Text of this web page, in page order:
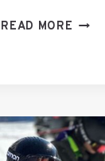
READ MORE รีวิว
ฮัก
ไก